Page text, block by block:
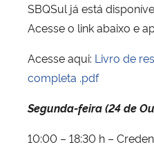
SBQSul já está
Acesse o link abaixo e
Acesse aqui: Livro de
completa .pdf
Segunda-feira (24 de
10:00 – 18:30 h –